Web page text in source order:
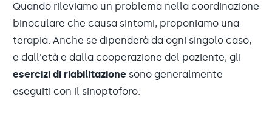
Quando rileviamo un problema nella coordinazione
binoculare che causa sintomi, proponiamo una
terapia. Anche se dipenderà da ogni singolo caso,
e dall'età e dalla cooperazione del paziente, gli
esercizi di riabilitazione sono generalmente
eseguiti con il sinoptoforo.